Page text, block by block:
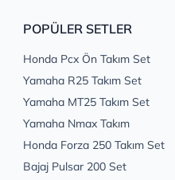
POPÜLER SETLER
Honda Pcx Ön Takım Set
Yamaha R25 Takım Set
Yamaha MT25 Takım Set
Yamaha Nmax Takım
Honda Forza 250 Takım Set
Bajaj Pulsar 200 Set